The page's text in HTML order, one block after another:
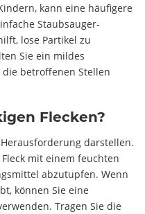
kann eine häufigere
Staubsauger-
lose Partikel zu
Sie ein mildes
betroffenen Stellen
Flecken?
darstellen.
mit einem feuchten
abzutupfen. Wenn
können Sie eine
Tragen Sie die